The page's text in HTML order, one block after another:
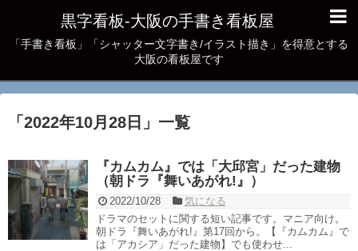
黒字看板‐大阪の手書き看板屋
「手書き看板」「シャッター文字書き/イラスト描き」を得意とする
大阪の看板屋です
「 2022年10月28日 」 一覧
『カムカム』では「大邱宮」だった建物
（朝ドラ『舞いあがれ!』）
2022/10/28
気になる
ドラマのセットに関する短い記事です。マニア向け。
朝ドラ『舞いあがれ!』第17回から。【『カムカム』で
は「アカシア」だった建物】でも使わせ...